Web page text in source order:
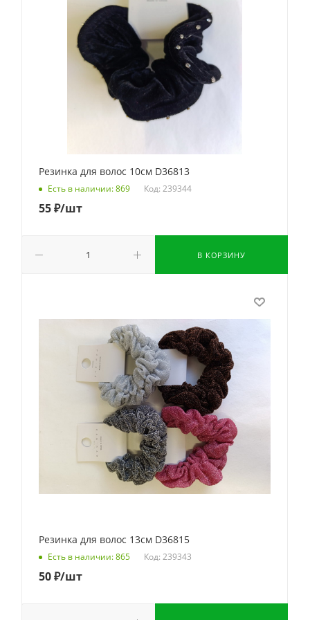
Резинка для волос 10см D36813
Есть в наличии: 869 Код: 239344
55₽/шт
В КОРЗИНУ
Резинка для волос 13см D36815
Есть в наличии: 865 Код: 239343
50₽/шт